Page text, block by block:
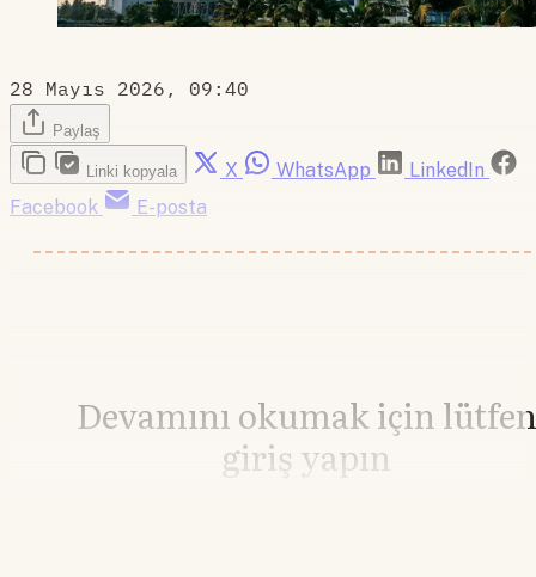
28 Mayıs 2026, 09:40
Paylaş
Linki kopyala X WhatsApp
LinkedIn
Facebook
E-posta
Devamını okumak için lütfen
giriş yapın